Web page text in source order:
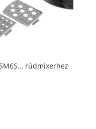
rúdmixerhez